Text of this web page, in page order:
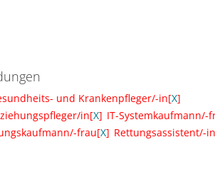
und Krankenpfleger/-in[X]
in[X] IT-Systemkaufmann/-
frau[X] Rettungsassistent/-